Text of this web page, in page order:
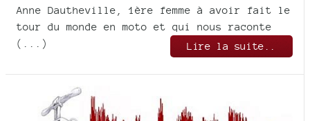
Anne Dautheville, 1ère femme à avoir fait le
tour du monde en moto et qui nous raconte
(...)
Lire la suite..